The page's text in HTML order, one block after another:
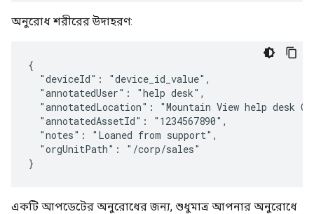
অনুরোধ শরীরের উদাহরণ:
{
  "deviceId": "
device_id_value",
  "annotatedUser": "help desk",
"annotatedLocation": "Mountain View help desk
  "annotatedAssetId": "1234567890",
  "notes": "Loaned from support",
  "orgUnitPath": "/corp/sales"
}
একটি আপডেটের অনুরোধের জন্য, শুধুমাত্র আপনার অনুরোধে